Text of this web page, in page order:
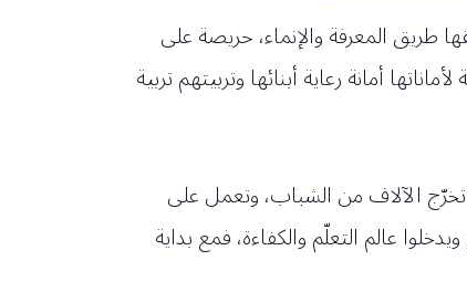
طريق المعرفة والإنماء، حريصة على
أمانة رعاية أبنائها وتربيتهم تربية
الآلاف من الشباب، وتعمل على
عالم التعلّم والكفاءة، فمع بداية